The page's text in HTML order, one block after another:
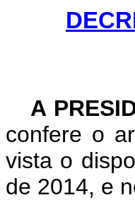
A
confere o
vista o
de 2014, e